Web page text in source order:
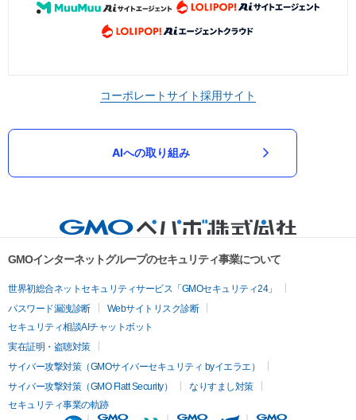
コーポレートサイト採用サイト
AIへの取り組み
GMOインターネットグループのセキュリティ事業について
世界初総合ネットセキュリティサービス「GMOセキュリティ24」
パスワード漏洩診断
Webサイトリスク診断
セキュリティ相談AIチャットボット
実在証明・盗聴対策
サイバー攻撃対策（GMOサイバーセキュリティ byイエラエ）
サイバー攻撃対策（GMO Flatt Security）
なりすまし対策
セキュリティ事業の軌跡